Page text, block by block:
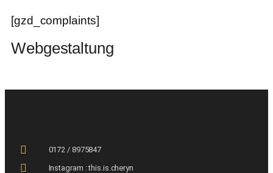
[gzd_complaints]
Webgestaltung
0172 / 8975847
Instagram : this.is.cheryn